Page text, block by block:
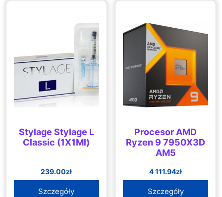
Stylage Stylage L
Classic (1X1Ml)
239.00zł
Szczegóły
Procesor AMD
Ryzen 9 7950X3D
AM5
4 111.94zł
Szczegóły